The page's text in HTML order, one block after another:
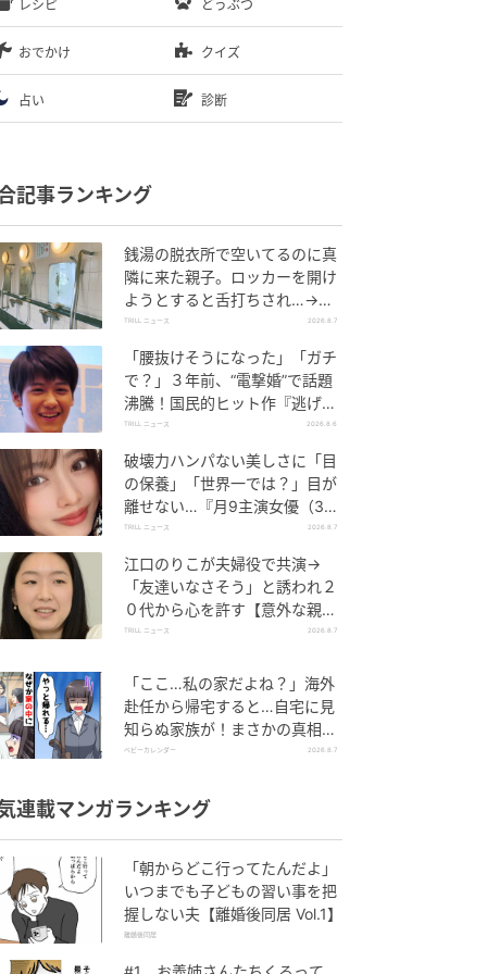
レシピ どうぶつ
おでかけ クイズ
占い 診断
記事ランキング
銭湯の脱衣所で空いてるのに真
隣に来た親子。ロッカーを開け
ようとすると舌打ちされ…→直
後、娘の放った“純粋な一言”に
TRILL ニュース 2026.8.7
「腰抜けそうになった」「ガチ
で？」３年前、“電撃婚”で話題
沸騰！国民的ヒット作『逃げ
恥』で異彩放った【国宝級イケ
TRILL ニュース 2026.8.6
破壊力ハンパない美しさに「目
の保養」「世界一では？」目が
離せない…『月9主演女優（34
歳）』“極上”美ショットがすご
TRILL ニュース 2026.8.7
江口のりこが夫婦役で共演→
「友達いなさそう」と誘われ２
０代から心を許す【意外な親友
芸人】とは？
TRILL ニュース 2026.8.7
「ここ…私の家だよね？」海外
赴任から帰宅すると…自宅に見
知らぬ家族が！まさかの真相と
は！？
ベビーカレンダー 2026.8.7
連載マンガランキング
「朝からどこ行ってたんだよ」
いつまでも子どもの習い事を把
握しない夫【離婚後同居 Vol.1】
離婚後同居